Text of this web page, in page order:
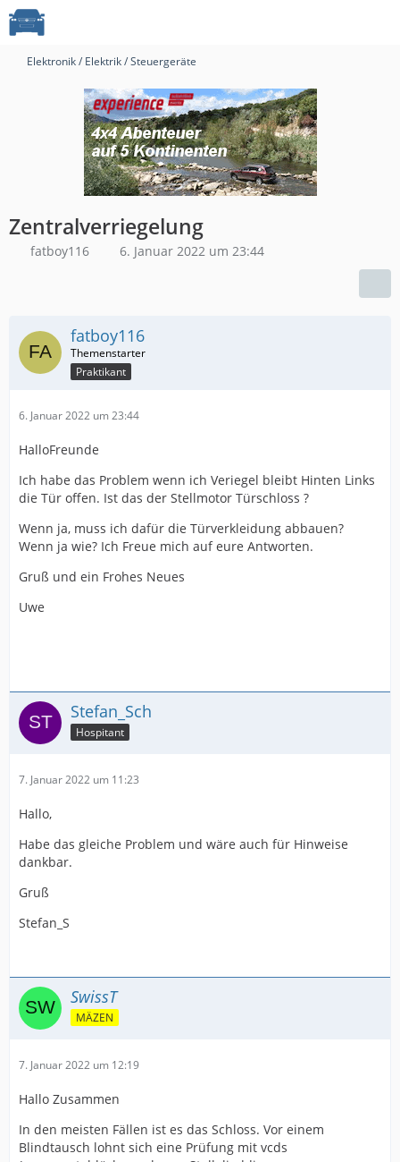
Elektronik / Elektrik / Steuergeräte
Zentralverriegelung
fatboy116 6. Januar 2022 um 23:44
fatboy116
Praktikant
6. Januar 2022 um 23:44
HalloFreunde
Ich habe das Problem wenn ich Veriegel bleibt Hinten Links
die Tür offen. Ist das der Stellmotor Türschloss ?
Wenn ja, muss ich dafür die Türverkleidung abbauen?
Wenn ja wie? Ich Freue mich auf eure Antworten.
Gruß und ein Frohes Neues
Uwe
Stefan_Sch
Hospitant
7. Januar 2022 um 11:23
Hallo,
Habe das gleiche Problem und wäre auch für Hinweise
dankbar.
Gruß
Stefan_S
SwissT
MÄZEN
7. Januar 2022 um 12:19
Hallo Zusammen
In den meisten Fällen ist es das Schloss. Vor einem
Blindtausch lohnt sich eine Prüfung mit vcds